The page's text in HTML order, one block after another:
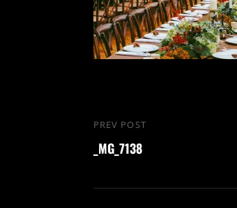
Navegação
de
Previous
Post
PREV POST
_MG_7138